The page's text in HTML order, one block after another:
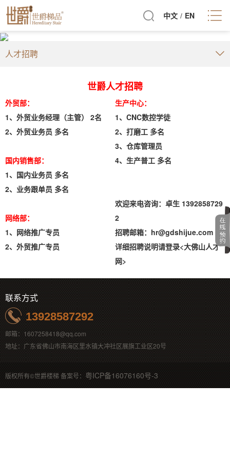
中文 / EN
人才招聘
世爵人才招聘
外贸部：
1、外贸业务经理（主管） 2名
2、外贸业务员 多名
国内销售部：
1、国内业务员 多名
2、业务跟单员 多名
网络部：
1、网络推广专员
2、外贸推广专员
生产中心：
1、CNC数控学徒
2、打磨工 多名
3、仓库管理员
4、生产普工 多名
欢迎来电咨询： 卓生 1392858729
2
招聘邮箱：hr@gdshijue.com
详细招聘说明请登录<大佛山人才
网>
联系方式
13928587292
邮箱：1607258418@qq.com
地址：广东省佛山市南海区里水镇大冲社区展旗工业区20号
版权所有©世爵楼梯 备案号： 粤ICP备16076160号-3